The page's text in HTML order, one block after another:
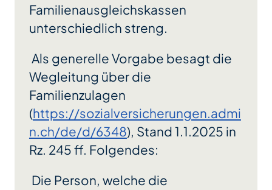
Familienausgleichskassen
unterschiedlich streng.
Als generelle Vorgabe besagt die
Wegleitung über die
Familienzulagen
(https://sozialversicherungen.admi
n.ch/de/d/6348), Stand 1.1.2025 in
Rz. 245 ff. Folgendes:
Die Person, welche die